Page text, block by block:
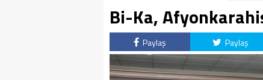
Bi-Ka,
Paylaş Paylaş